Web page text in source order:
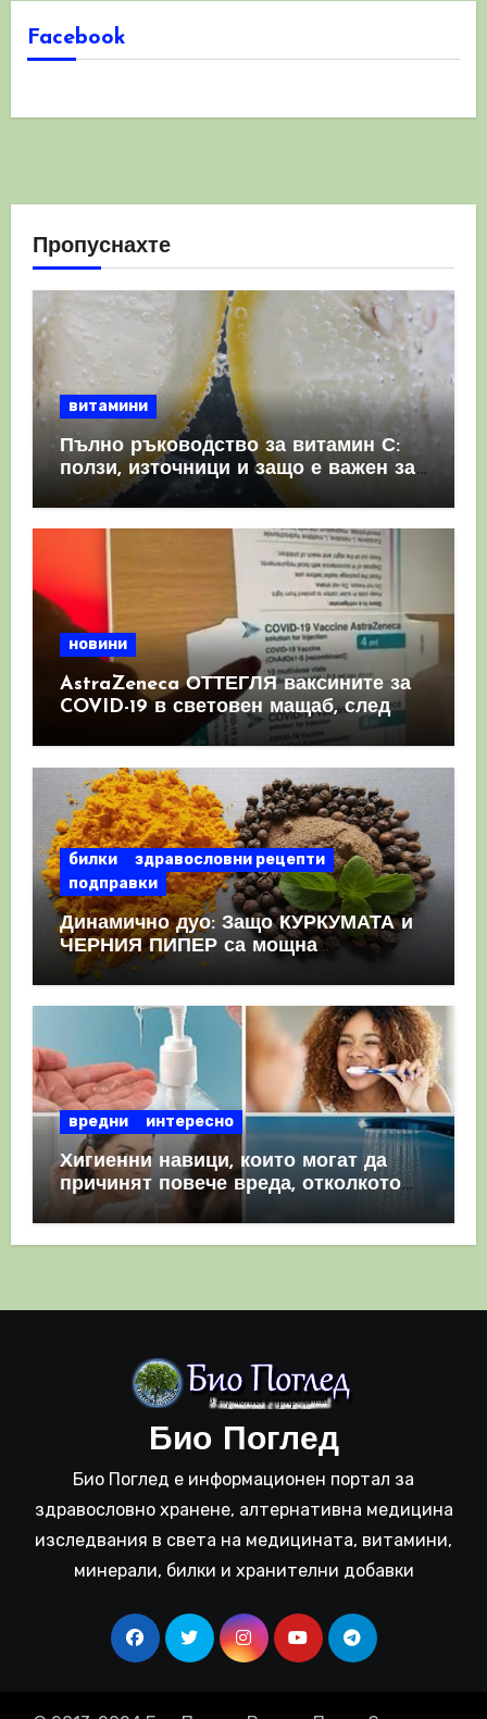
Facebook
Пропуснахте
витамини
Пълно ръководство за витамин С:
ползи, източници и защо е важен за
имунната система
новини
AstraZeneca ОТТЕГЛЯ ваксините за
COVID-19 в световен мащаб, след
като призна, че те причиняват
билки
здравословни рецепти
подправки
Динамично дуо: Защо КУРКУМАТА и
ЧЕРНИЯ ПИПЕР са мощна
комбинация
вредни интересно
Хигиенни навици, които могат да
причинят повече вреда, отколкото
полза
Био Поглед
Био Поглед е информационен портал за
здравословно хранене, алтернативна медицина
изследвания в света на медицината, витамини,
минерали, билки и хранителни добавки